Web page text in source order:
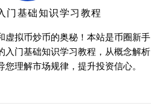
门基础知识学习教程
虚拟币炒币的奥秘！本站是币圈新手
入门基础知识学习教程，从概念解析
理解市场规律，提升投资信心。